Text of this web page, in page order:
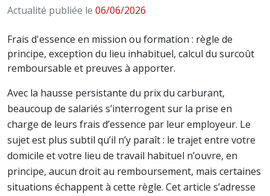
Actualité publiée le 06/06/2026
Frais d'essence en mission ou formation : règle de
principe, exception du lieu inhabituel, calcul du surcoût
remboursable et preuves à apporter.
Avec la hausse persistante du prix du carburant,
beaucoup de salariés s’interrogent sur la prise en
charge de leurs frais d’essence par leur employeur. Le
sujet est plus subtil qu’il n’y paraît : le trajet entre votre
domicile et votre lieu de travail habituel n’ouvre, en
principe, aucun droit au remboursement, mais certaines
situations échappent à cette règle. Cet article s’adresse